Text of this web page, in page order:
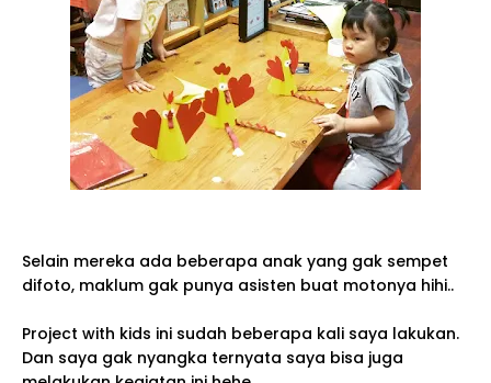
Selain mereka ada beberapa anak yang gak sempet
difoto, maklum gak punya asisten buat motonya hihi..
Project with kids ini sudah beberapa kali saya lakukan.
Dan saya gak nyangka ternyata saya bisa juga